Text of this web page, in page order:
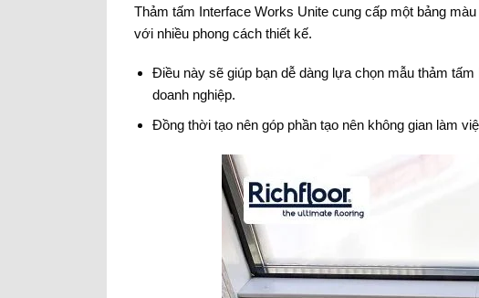
Thảm tấm Interface Works Unite cung cấp một bảng
với nhiều phong cách thiết kế.
Điều này sẽ giúp bạn dễ dàng lựa chọn mẫu thảm
doanh nghiệp.
Đồng thời tạo nên góp phần tạo nên không gian làm